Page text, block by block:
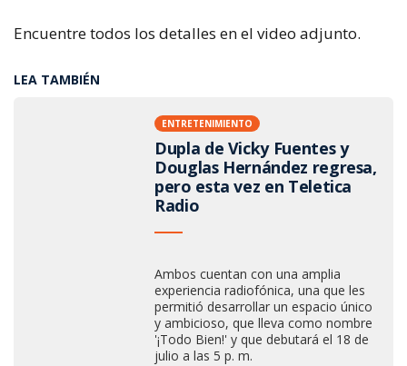
Encuentre todos los detalles en el video adjunto.
LEA TAMBIÉN
ENTRETENIMIENTO
Dupla de Vicky Fuentes y
Douglas Hernández regresa,
pero esta vez en Teletica
Radio
Ambos cuentan con una amplia
experiencia radiofónica, una que les
permitió desarrollar un espacio único
y ambicioso, que lleva como nombre
'¡Todo Bien!' y que debutará el 18 de
julio a las 5 p. m.